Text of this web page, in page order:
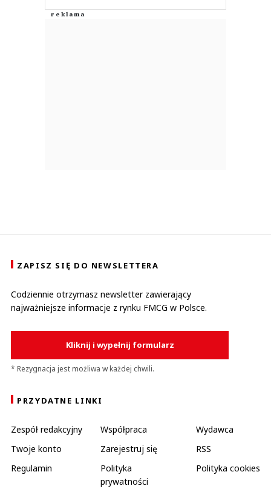
ZAPISZ SIĘ DO NEWSLETTERA
Codziennie otrzymasz newsletter zawierający
najważniejsze informacje z rynku FMCG w Polsce.
Kliknij i wypełnij formularz
* Rezygnacja jest możliwa w każdej chwili.
PRZYDATNE LINKI
Zespół redakcyjny Współpraca
Wydawca
Twoje konto
Zarejestruj się
RSS
Regulamin
Polityka
prywatności
Polityka cookies